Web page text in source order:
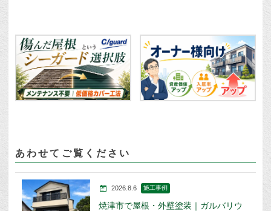
あわせてご覧ください
2026.8.6 施工事例
焼津市で屋根・外壁塗装｜ガルバリウ